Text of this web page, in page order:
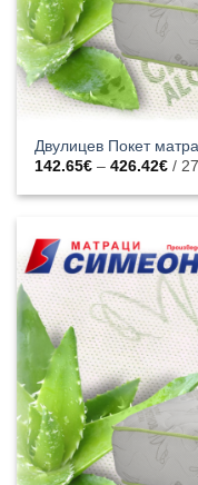
Двулицев Покет
142.65€ – 426.42€ /